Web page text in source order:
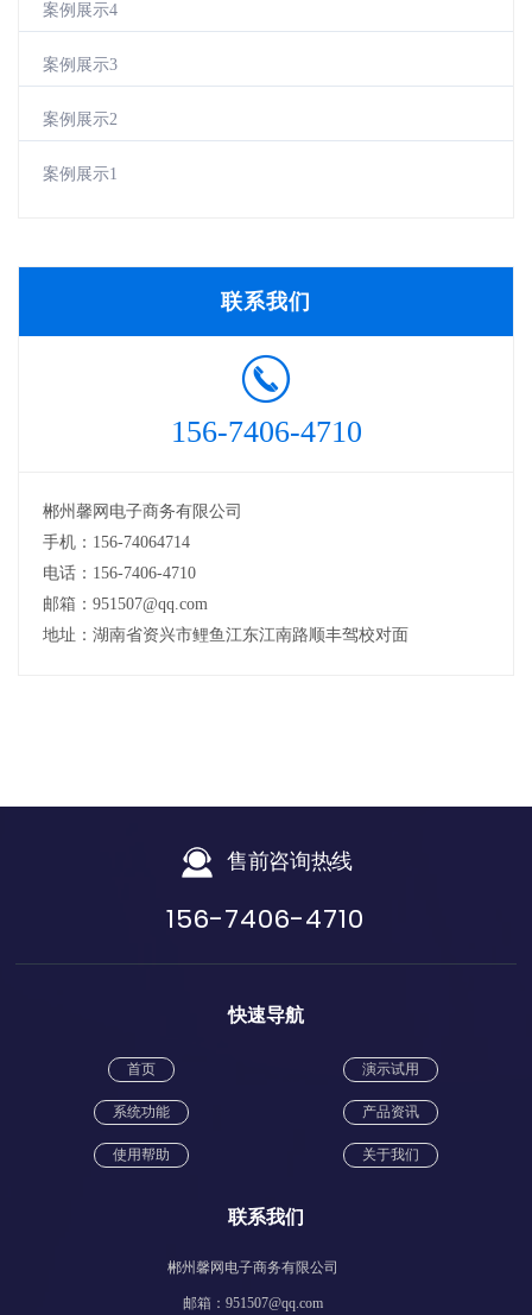
案例展示4
案例展示3
案例展示2
案例展示1
联系我们
156-7406-4710
郴州馨网电子商务有限公司
手机：156-74064714
电话：156-7406-4710
邮箱：951507@qq.com
地址：湖南省资兴市鲤鱼江东江南路顺丰驾校对面
售前咨询热线
156-7406-4710
快速导航
首页 演示试用
系统功能 产品资讯
使用帮助 关于我们
联系我们
郴州馨网电子商务有限公司
邮箱：951507@qq.com